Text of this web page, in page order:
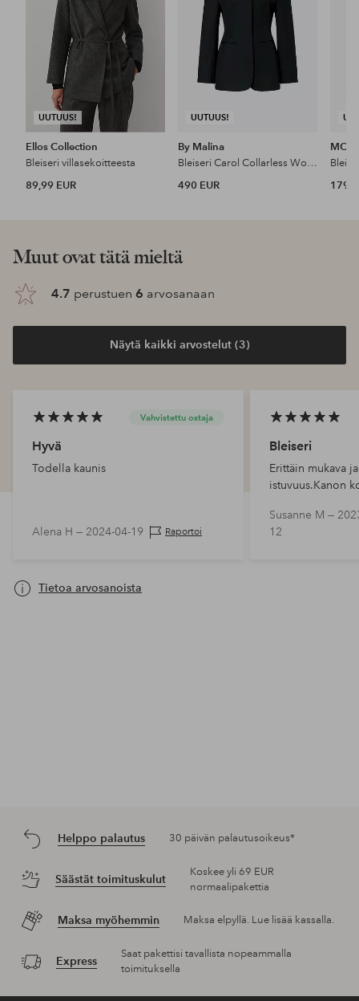
UUTUUS!
Ellos Collection
Bleiseri villasekoitteesta
89,99 EUR
UUTUUS!
By Malina
Bleiseri Carol Collarless Wool-silk Evening Blazer
490 EUR
MOS
Muut ovat tätä mieltä
4.7 perustuen 6 arvosanaan
Näytä kaikki arvostelut (3)
Vahvistettu ostaja
Hyvä
Todella kaunis
Alena H — 2024-04-19 Raportoi
Bleiseri
Erittäin mukava
istuvuus.Kanon
Susanne M —
12
Tietoa arvosanoista
Helppo palautus 30 päivän palautusoikeus*
Säästät toimituskulut
Koskee yli 69 EUR
normaalipakettia
Maksa myöhemmin Maksa elpyllä. Lue lisää kassalla.
Express
Saat pakettisi tavallista nopeammalla
toimituksella